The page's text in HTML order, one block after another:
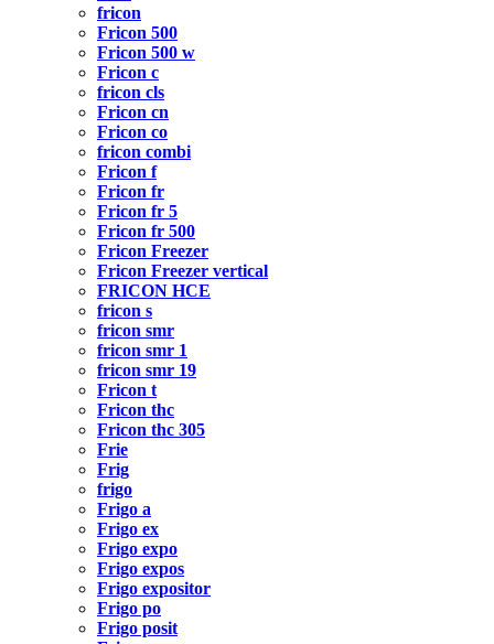
fricon
Fricon 500
Fricon 500 w
Fricon c
fricon cls
Fricon cn
Fricon co
fricon combi
Fricon f
Fricon fr
Fricon fr 5
Fricon fr 500
Fricon Freezer
Fricon Freezer vertical
FRICON HCE
fricon s
fricon smr
fricon smr 1
fricon smr 19
Fricon t
Fricon thc
Fricon thc 305
Frie
Frig
frigo
Frigo a
Frigo ex
Frigo expo
Frigo expos
Frigo expositor
Frigo po
Frigo posit